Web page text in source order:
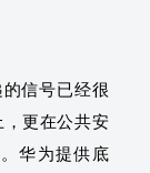
信号已经很
更在公共安
华为提供底